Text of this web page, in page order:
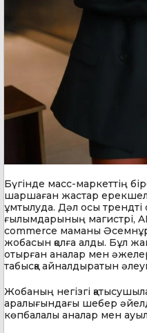
Бүгінде масс-маркеттің
шаршаған жастар
ұмтылуда. Дәл осы трендті
ғылымдарының магистрі,
commerce маманы
жобасын қолға алды. Бұл
отырған аналар мен
табысқа айналдыратын
Жобаның негізгі
аралығындағы шебер
көпбалалы аналар мен